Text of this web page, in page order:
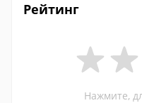
Рейтинг
Нажмите,